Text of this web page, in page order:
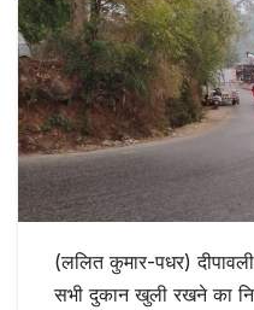
(ललित कुमार-पधर)
सभी दुकान खुली रखने का